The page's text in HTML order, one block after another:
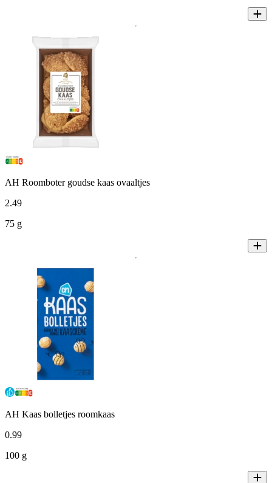
AH Roomboter goudse kaas ovaaltjes
2.49
75 g
AH Kaas bolletjes roomkaas
0.99
100 g